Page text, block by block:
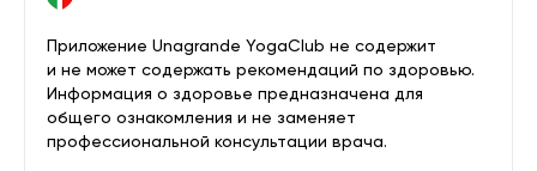
Приложение Unagrande YogaClub не содержит
и не может содержать рекомендаций по здоровью.
Информация о здоровье предназначена для
общего ознакомления и не заменяет
профессиональной консультации врача.